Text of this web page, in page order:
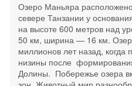
Озеро Маньяра
севере Танзании у
на высоте 600 метров над
50 км, ширина — 16 км.
миллионов лет назад, когда
низины после
Долины. Побережье озера